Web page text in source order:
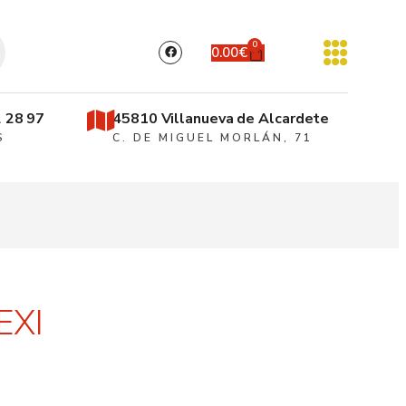
0.00€ 0
28 97 45810 Villanueva de Alcardete
C. DE MIGUEL MORLÁN, 71